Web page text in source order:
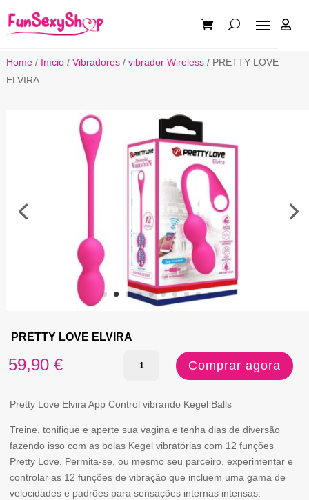

Home/ Início/ Vibradores/ vibrador Wireless/ PRETTY LOVE
ELVIRA
PRETTY LOVE ELVIRA
59,90 €
Quantidade
PRETTY
LOVE
ELVIRA
Comprar agora
Pretty Love Elvira App Control vibrando Kegel Balls
Treine, tonifique e aperte sua vagina e tenha dias de diversão
fazendo isso com as bolas Kegel vibratórias com 12 funções
Pretty Love. Permita-se, ou mesmo seu parceiro, experimentar e
controlar as 12 funções de vibração que incluem uma gama de
velocidades e padrões para sensações internas intensas.